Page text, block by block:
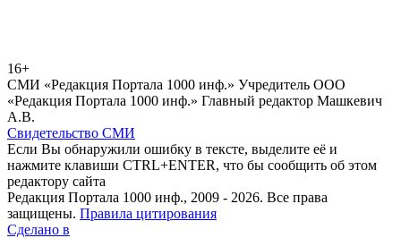
16+
СМИ «Редакция Портала 1000 инф.» Учредитель ООО
«Редакция Портала 1000 инф.» Главный редактор Машкевич
А.В.
Свидетельство СМИ
Если Вы обнаружили ошибку в тексте, выделите её и
нажмите клавиши CTRL+ENTER, что бы сообщить об этом
редактору сайта
Редакция Портала 1000 инф., 2009 - 2026. Все права
защищены. Правила цитирования
Сделано в